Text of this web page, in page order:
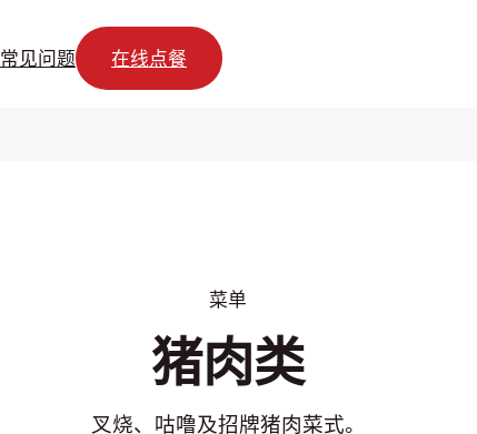
常见问题 在线点餐
菜单
猪肉类
叉烧、咕噜及招牌猪肉菜式。